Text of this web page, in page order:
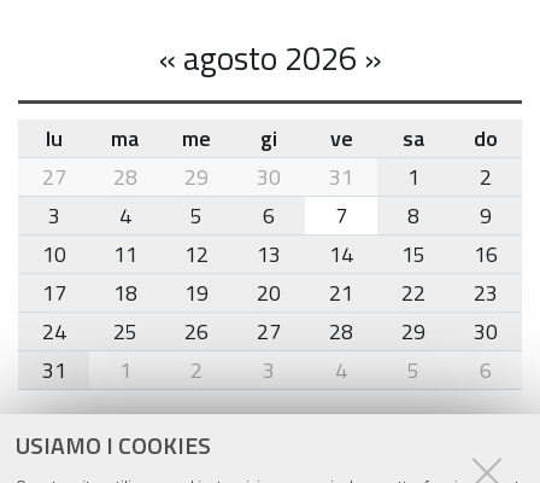
USIAMO I COOKIES
«agosto 2026 »
month-
8
lu ma me gi ve sa
do
27
28 29 30 31 1
2
3
4 5 6 7 8
9
10
11 12 13 14 15
16
17
18 19 20 21 22
23
24
25 26 27 28 29
30
31
1 2 3 4 5 6
Agenda eventi